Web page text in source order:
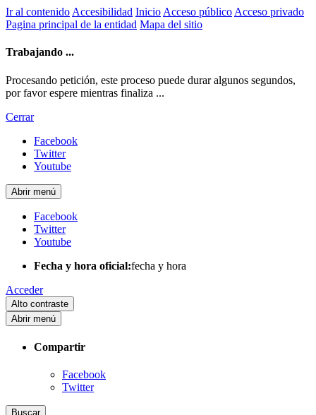
Ir al contenido Accesibilidad Inicio Acceso público Acceso privado
Pagina principal de la entidad Mapa del sitio
Trabajando ...
Procesando petición, este proceso puede durar algunos segundos,
por favor espere mientras finaliza ...
Cerrar
Facebook
Twitter
Youtube
Abrir menú
Facebook
Twitter
Youtube
Fecha y hora oficial:fecha y hora
Acceder
Alto contraste
Abrir menú
Compartir
Facebook
Twitter
Buscar